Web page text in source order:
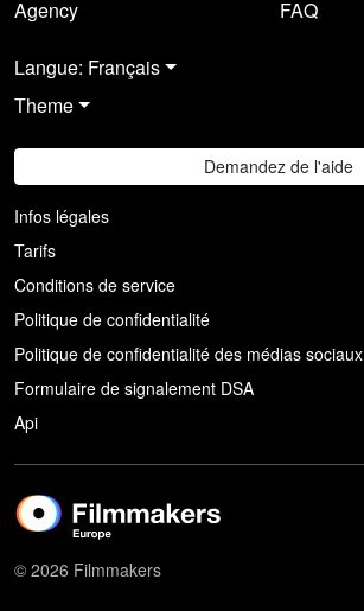
Agency
FAQ
Langue: Français
Theme
Demandez de l'aide
Infos légales
Tarifs
Conditions de service
Politique de confidentialité
Politique de confidentialité des médias sociaux
Formulaire de signalement DSA
Api
© 2026 Filmmakers